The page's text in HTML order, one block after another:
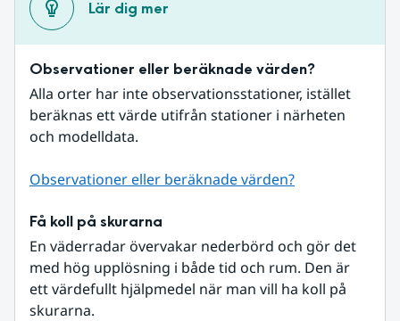
Lär dig mer
Observationer eller beräknade värden?
Alla orter har inte observationsstationer, istället
beräknas ett värde utifrån stationer i närheten
och modelldata.
Observationer eller beräknade värden?
Få koll på skurarna
En väderradar övervakar nederbörd och gör det
med hög upplösning i både tid och rum. Den är
ett värdefullt hjälpmedel när man vill ha koll på
skurarna.